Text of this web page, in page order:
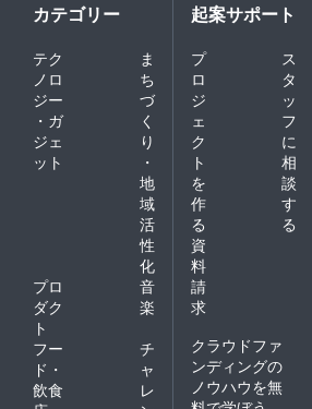
カテゴリー
テク
ノロ
ジー
・ガ
ジェ
ット
ま
ち
づ
く
り
・
地
域
活
性
化
プロ
ダク
ト
音
楽
フー
ド・
飲食
チ
ャ
レ
起案サポート
プ
ロ
ジ
ェ
ク
ト
を
作
る
ス
タ
ッ
フ
に
相
談
す
る
資
料
請
求
クラウドファ
ンディングの
ノウハウを無